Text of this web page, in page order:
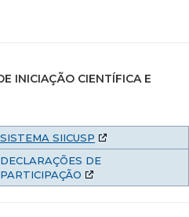
INICIAÇÃO CIENTÍFICA E
SISTEMA SIICUSP
DECLARAÇÕES DE
PARTICIPAÇÃO